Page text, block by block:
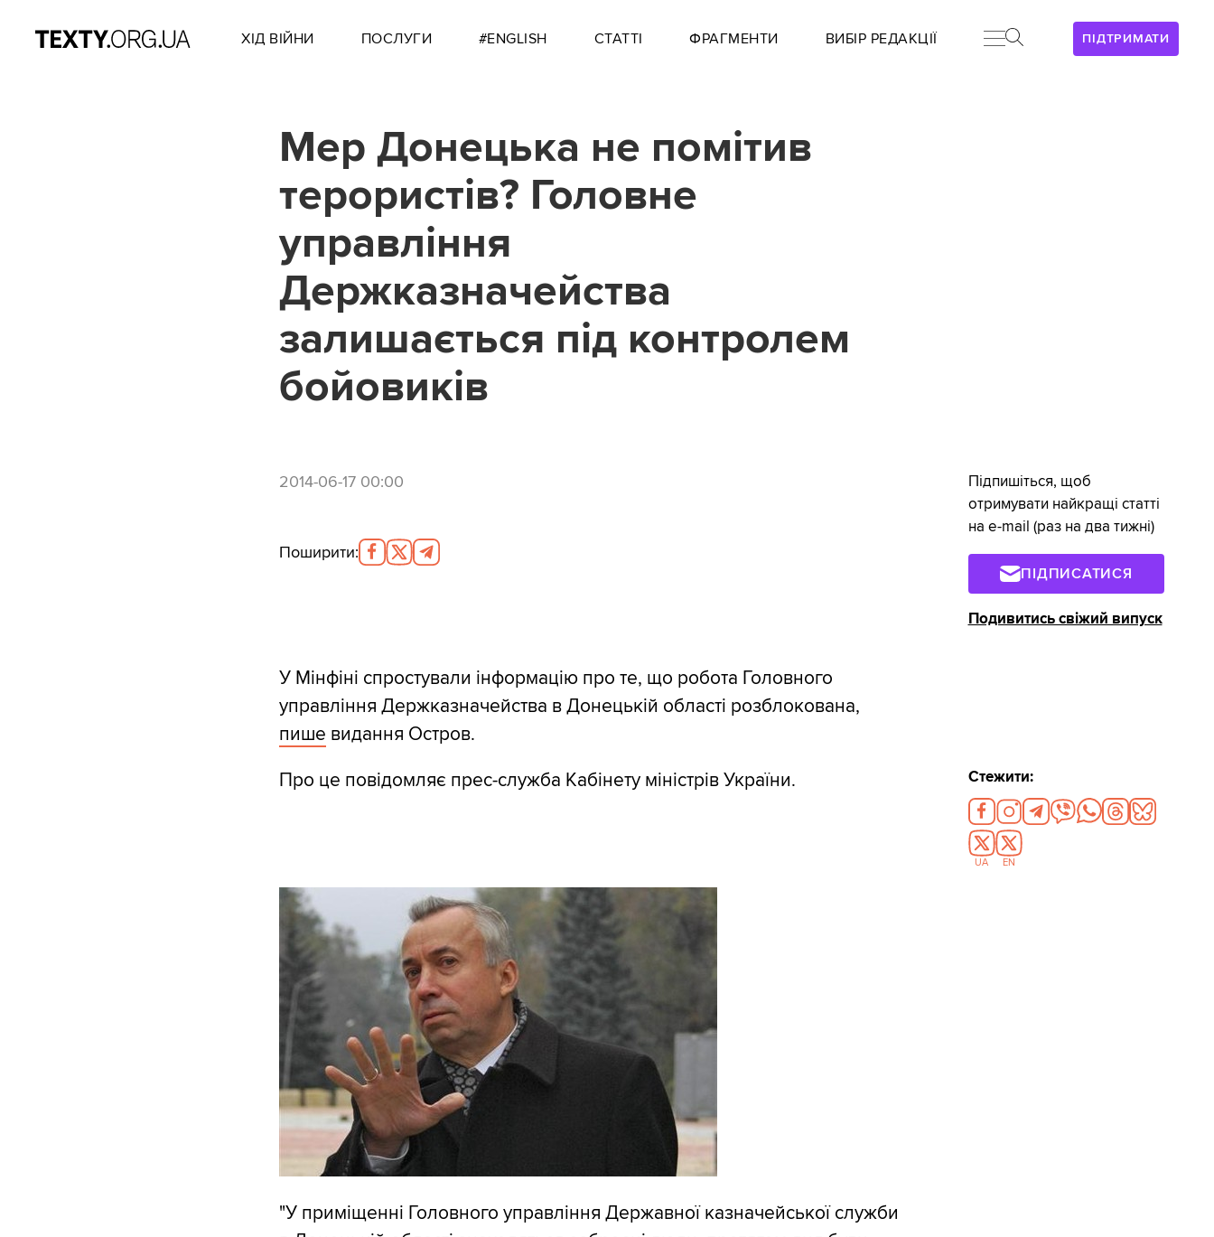
ПІДТРИМАТИ
ХІД ВІЙНИ ПОСЛУГИ #ENGLISH СТАТТІ ФРАГМЕНТИ ВИБІР РЕДАКЦІЇ
Мер Донецька не помітив
терористів? Головне
управління
Держказначейства
залишається під контролем
бойовиків
2014-06-17 00:00
Поширити:
У Мінфіні спростували інформацію про те, що робота Головного
управління Держказначейства в Донецькій області розблокована,
пише видання Остров.
Про це повідомляє прес-служба Кабінету міністрів України.
"У приміщенні Головного управління Державної казначейської служби
Підпишіться, щоб
отримувати найкращі статті
на e-mail (раз на два тижні)
ПІДПИСАТИСЯ
Подивитись свіжий випуск
Стежити:
UA EN